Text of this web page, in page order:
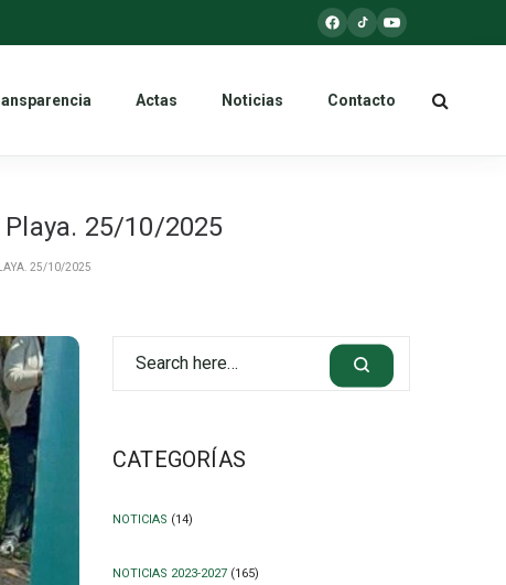
Actas Noticias Contacto
25/10/2025
25/10/2025
CATEGORÍAS
NOTICIAS (14)
NOTICIAS 2023-2027 (165)